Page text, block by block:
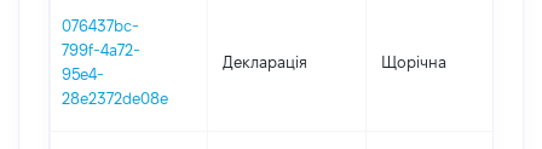
076437bc-
799f-4a72-
95e4-
28e2372de08e
Декларація Щорічна